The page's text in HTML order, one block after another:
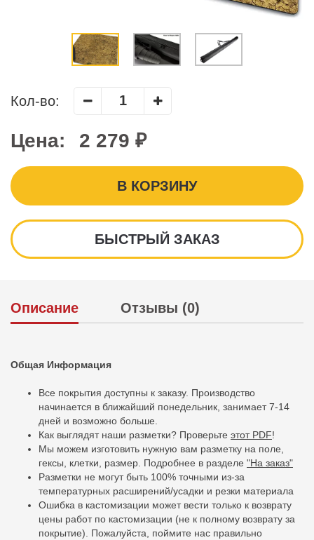
Кол-во:
Цена: 2 279 ₽
В КОРЗИНУ
БЫСТРЫЙ ЗАКАЗ
Описание Отзывы (0)
Общая Информация
Все покрытия доступны к заказу. Производство
начинается в ближайший понедельник, занимает 7-14
дней и возможно больше.
Как выглядят наши разметки? Проверьте этот PDF!
Мы можем изготовить нужную вам разметку на поле,
гексы, клетки, размер. Подробнее в разделе "На заказ"
Разметки не могут быть 100% точными из-за
температурных расширений/усадки и резки материала
Ошибка в кастомизации может вести только к возврату
цены работ по кастомизации (не к полному возврату за
покрытие). Пожалуйста, поймите нас правильно